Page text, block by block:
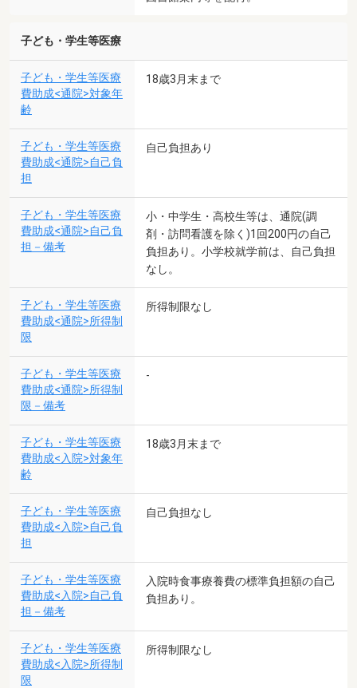
子ども・学生等医療
子ども・学生等医療
費助成<通院>対象年
齢
18歳3月末まで
子ども・学生等医療
費助成<通院>自己負
担
自己負担あり
子ども・学生等医療
費助成<通院>自己負
担－備考
小・中学生・高校生等は、通院(調
剤・訪問看護を除く)1回200円の自己
負担あり。小学校就学前は、自己負担
なし。
子ども・学生等医療
費助成<通院>所得制
限
所得制限なし
子ども・学生等医療
費助成<通院>所得制
限－備考
-
子ども・学生等医療
費助成<入院>対象年
齢
18歳3月末まで
子ども・学生等医療
費助成<入院>自己負
担
自己負担なし
子ども・学生等医療
費助成<入院>自己負
担－備考
入院時食事療養費の標準負担額の自己
負担あり。
子ども・学生等医療
費助成<入院>所得制
限
所得制限なし